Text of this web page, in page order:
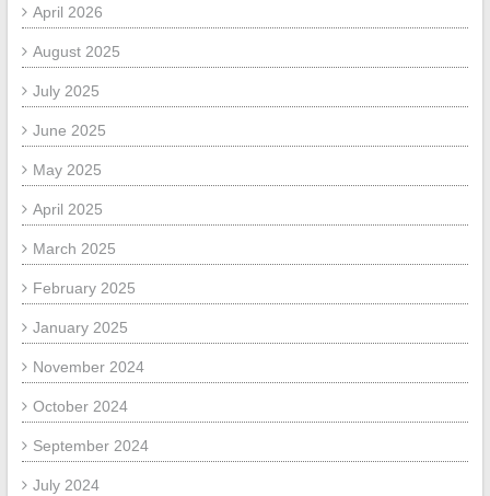
April 2026
August 2025
July 2025
June 2025
May 2025
April 2025
March 2025
February 2025
January 2025
November 2024
October 2024
September 2024
July 2024